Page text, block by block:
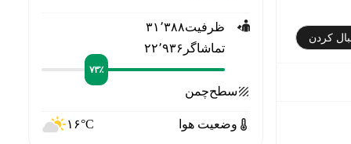
کردن
ظرفیت۳۱٬۳۸۸
تماشاگر ۲۲٬۹۳۶
۷۳٪
سطحچمن
وضعیت هوا ۱۶°C